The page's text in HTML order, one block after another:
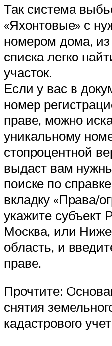
Так система
«Яхонтовые» с
номером дома, из
списка легко
участок.
Если у вас в
номер
праве, можно
уникальному
стопроцентной
выдаст вам
поиске по
вкладку «Права/
укажите субъект
Москва, или
область, и
праве.
Прочтите:
снятия
кадастрового